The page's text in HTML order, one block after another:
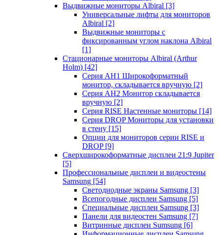
Выдвижные мониторы Albiral [3]
Универсальные лифты для мониторов
Albiral [2]
Выдвижные мониторы с
фиксированным углом наклона Albiral
[1]
Стационарные мониторы Albiral (Arthur
Holm) [42]
Серия AH1 Широкоформатный
монитор, складывается вручную [2]
Серия AH2 Монитор складывается
вручную [2]
Серия RISE Настенные мониторы [14]
Серия DROP Мониторы для установки
в стену [15]
Опции для мониторов серии RISE и
DROP [9]
Сверхширокоформатные дисплеи 21:9 Jupiter
[5]
Профессиональные дисплеи и видеостены
Samsung [54]
Светодиодные экраны Samsung [3]
Всепогодные дисплеи Samsung [5]
Специальные дисплеи Samsung [3]
Панели для видеостен Samsung [7]
Витринные дисплеи Sumsung [6]